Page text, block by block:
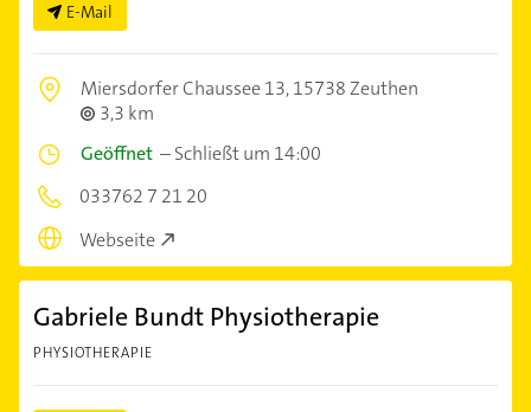
E-Mail
Miersdorfer Chaussee 13,15738 Zeuthen
3,3 km
Geöffnet –Schließt um 14:00
033762 7 21 20
Webseite
Gabriele Bundt Physiotherapie
PHYSIOTHERAPIE